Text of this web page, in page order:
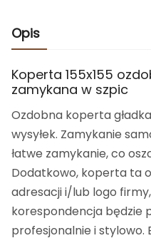
Opis
Koperta 155x155
zamykana w szpic
Ozdobna koperta
wysyłek. Zamykanie
łatwe zamykanie, co
Dodatkowo, koperta ta
adresacji i/lub logo
korespondencja będzie
profesjonalnie i stylowo.